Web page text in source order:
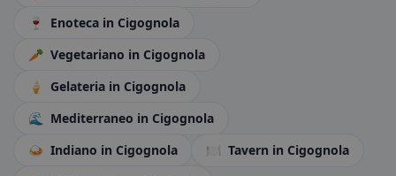
🍷
Enoteca in Cigognola
🥕 Vegetariano in Cigognola
🍦
Gelateria in Cigognola
🌊
Mediterraneo in Cigognola
🍛 Indiano in Cigognola 🍽️ Tavern in Cigognola